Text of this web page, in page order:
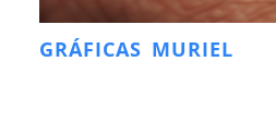
GRÁFICAS MURIEL